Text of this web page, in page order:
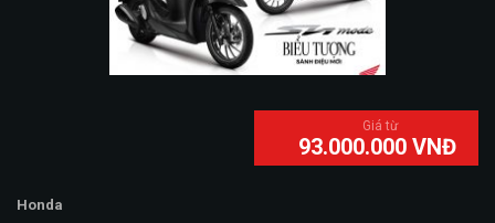
Giá từ
93.000.000 VNĐ
Honda